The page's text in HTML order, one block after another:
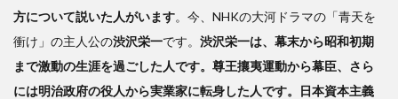
方について説いた人がいます。今、NHKの大河ドラマの「青天を
衝け」の主人公の渋沢栄一です。 渋沢栄一は、幕末から昭和初期
まで激動の生涯を過ごした人です。尊王攘夷運動から幕臣、さら
には明治政府の役人から実業家に転身した人です。日本資本主義